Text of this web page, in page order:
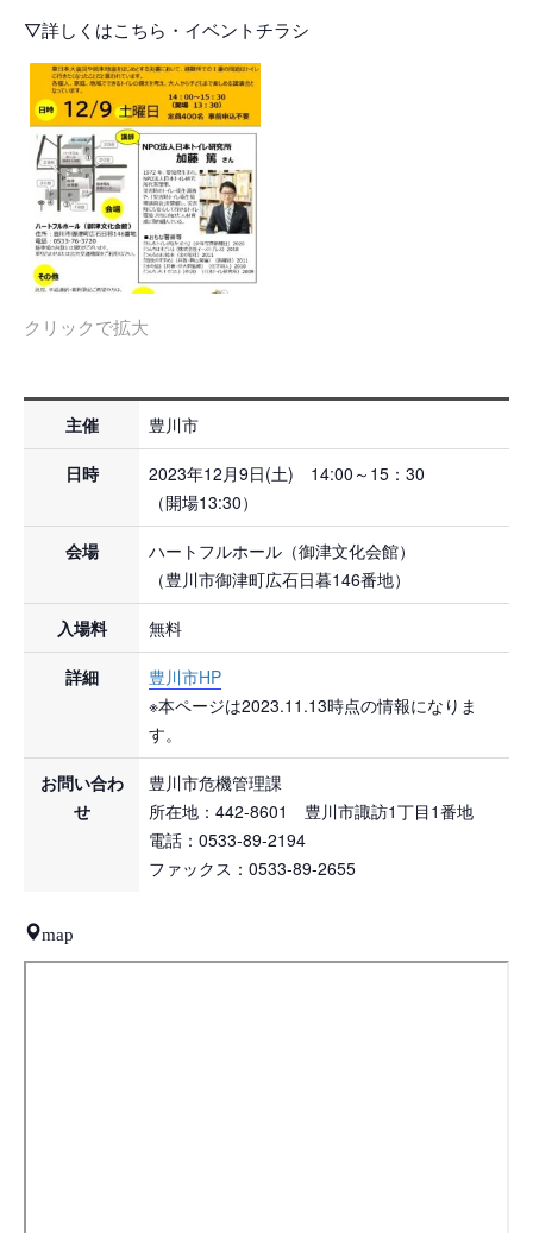
▽詳しくはこちら・イベントチラシ
クリックで拡大
主催 豊川市
日時
2023年12月9日(土) 14:00～15：30
（開場13:30）
会場
ハートフルホール（御津文化会館）
（豊川市御津町広石日暮146番地）
入場料 無料
詳細
豊川市HP
※本ページは2023.11.13時点の情報になりま
す。
お問い合わ
せ
豊川市危機管理課
所在地：442-8601 豊川市諏訪1丁目1番地
電話：0533-89-2194
ファックス：0533-89-2655
map